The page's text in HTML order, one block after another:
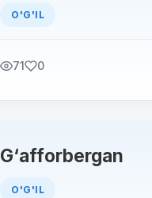
O'G'IL
71 0
G‘afforbergan
O'G'IL